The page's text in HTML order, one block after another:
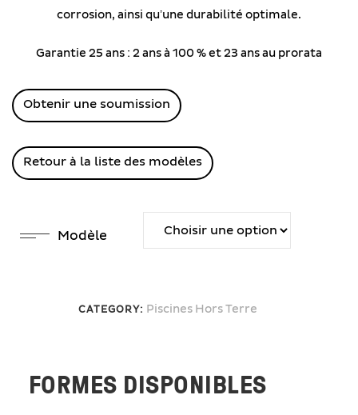
corrosion, ainsi qu’une durabilité optimale.
Garantie 25 ans : 2 ans à 100 % et 23 ans au prorata
Obtenir une soumission
Retour à la liste des modèles
Modèle
CATEGORY: Piscines Hors Terre
FORMES DISPONIBLES